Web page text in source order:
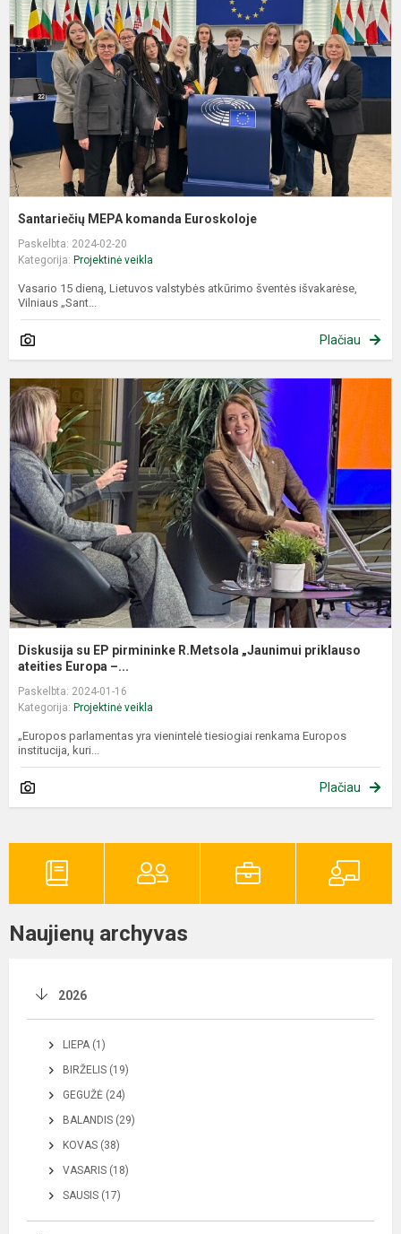
Santariečių MEPA komanda Euroskoloje
Paskelbta: 2024-02-20
Kategorija: Projektinė veikla
Vasario 15 dieną, Lietuvos valstybės atkūrimo šventės išvakarėse,
Vilniaus „Sant...
Plačiau
Diskusija su EP pirmininke R.Metsola „Jaunimui priklauso
ateities Europa –...
Paskelbta: 2024-01-16
Kategorija: Projektinė veikla
„Europos parlamentas yra vienintelė tiesiogiai renkama Europos
institucija, kuri...
Plačiau
Naujienų archyvas
2026
LIEPA (1)
BIRŽELIS (19)
GEGUŽĖ (24)
BALANDIS (29)
KOVAS (38)
VASARIS (18)
SAUSIS (17)